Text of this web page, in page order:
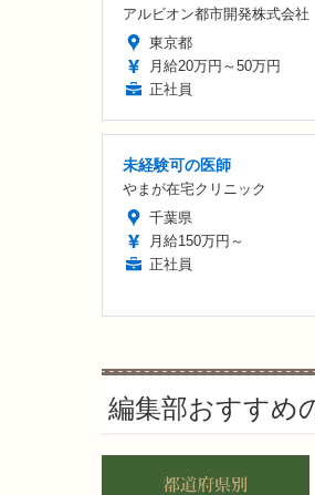
アルビオン都市開発株式会社
東京都
月給20万円～50万円
正社員
未経験可の医師
やまが在宅クリニック
千葉県
月給150万円～
正社員
編集部おすすめ